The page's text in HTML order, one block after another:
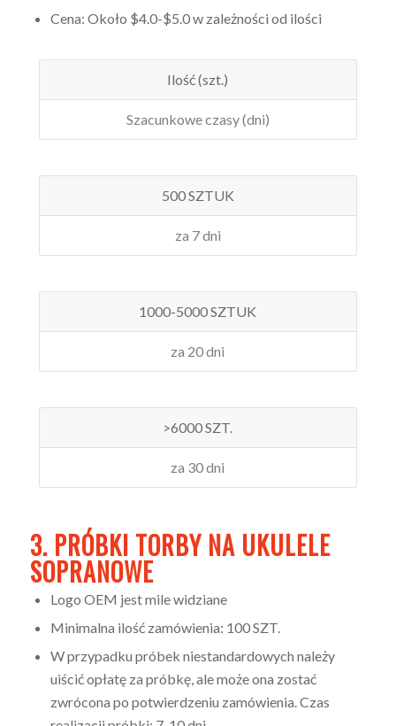
Cena: Około $4.0-$5.0 w zależności od ilości
Ilość (szt.)
Szacunkowe czasy (dni)
500 SZTUK
za 7 dni
1000-5000 SZTUK
za 20 dni
>6000 SZT.
za 30 dni
3. PRÓBKI TORBY NA UKULELE
SOPRANOWE
Logo OEM jest mile widziane
Minimalna ilość zamówienia: 100 SZT.
W przypadku próbek niestandardowych należy
uiścić opłatę za próbkę, ale może ona zostać
zwrócona po potwierdzeniu zamówienia. Czas